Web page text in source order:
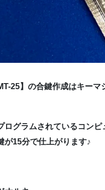
25】の合鍵作成はキー
グラムされているコンピ
が15分で仕上がります♪